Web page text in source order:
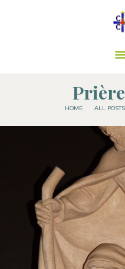
HOME ALL POSTS
RETRAITE
SOEURS
NOUS
NOS